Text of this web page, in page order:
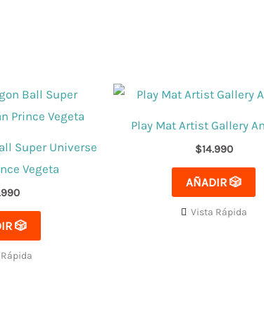
Super Universe
Vegeta
🎲
Play Mat Artist Gallery
$14.990
AÑADIR 🎲
Vista Rápida